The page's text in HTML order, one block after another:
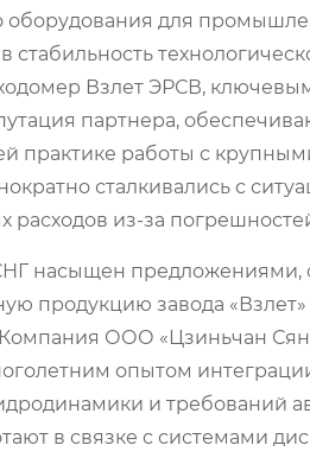
для
Взлет ЭРСВ,
партнера,
практике работы с
сталкивались с
расходов из-за
насыщен предложениями,
продукцию завода
ООО «Цзиньчан
опытом
и требований
в связке с системами